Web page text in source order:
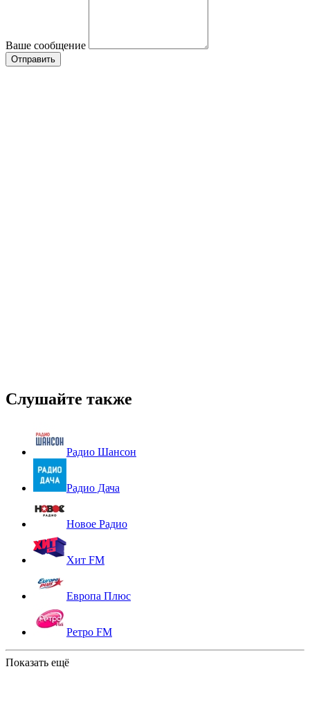
Ваше сообщение
Слушайте также
Радио Шансон
Радио Дача
Новое Радио
Хит FM
Европа Плюс
Ретро FM
Показать ещё